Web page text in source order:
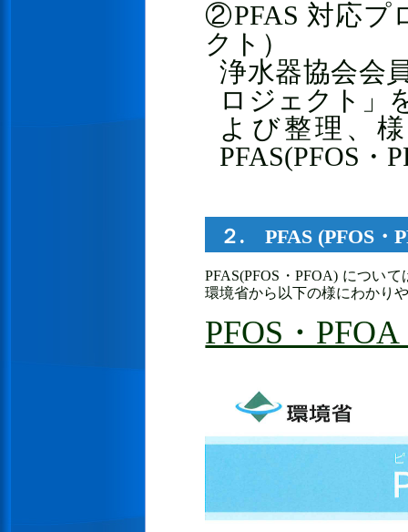
②PFAS 対応プ
クト）
浄水器協会会
ロジェクト」
よび整理、
PFAS(PFOS・
２. PFAS (PFOS・
PFAS(PFOS・PFOA) につい
環境省から以下の様にわかり
PFOS・